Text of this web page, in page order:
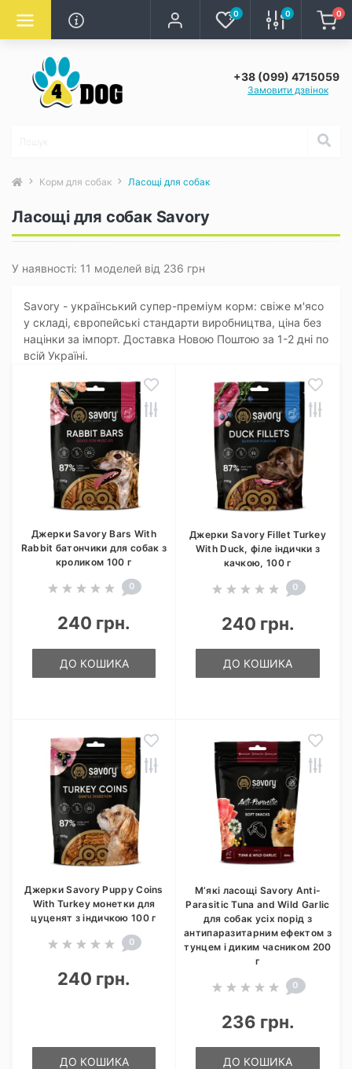
0 0 0
+38 (099) 4715059
Замовити дзвінок
Корм для собак Ласощі для собак
Ласощі для собак Savory
У наявності: 11 моделей від 236 грн
Savory - український супер-преміум корм: свіже м'ясо
у складі, європейські стандарти виробництва, ціна без
націнки за імпорт. Доставка Новою Поштою за 1-2 дні по
всій Україні.
Джерки Savory Bars With
Rabbit батончики для собак з
кроликом 100 г
0
240 грн.
ДО КОШИКА
Джерки Savory Fillet Turkey
With Duck, філе індички з
качкою, 100 г
0
240 грн.
ДО КОШИКА
Джерки Savory Puppy Coins
With Turkey монетки для
цуценят з індичкою 100 г
0
240 грн.
ДО КОШИКА
М’які ласощі Savory Anti-
Parasitic Tuna and Wild Garlic
для собак усіх порід з
антипаразитарним ефектом з
тунцем і диким часником 200
г
0
236 грн.
ДО КОШИКА